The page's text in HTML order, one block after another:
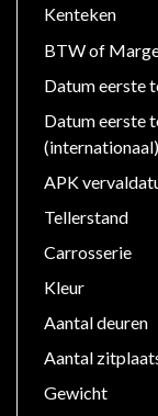
Kenteken
BTW of
Datum eerste
Datum eerste
(internationaal)
APK
Tellerstand
Carrosserie
Kleur
Aantal deuren
Aantal
Gewicht